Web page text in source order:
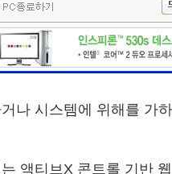
나 시스템에 위해를 가
액티브X 콘트롤 기반